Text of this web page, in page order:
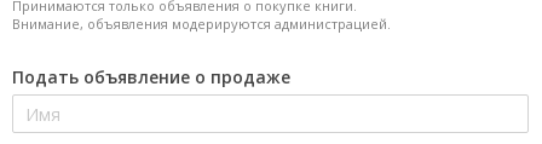
Принимаются только объявления о покупке книги.
Внимание, объявления модерируются администрацией.
Подать объявление о продаже